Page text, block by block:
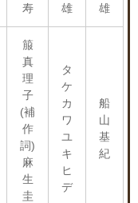
寿
雄
雄
箙
真
理
子
(補
作
詞)
麻
生
圭
タ
ケ
カ
ワ
ユ
キ
ヒ
デ
船
山
基
紀